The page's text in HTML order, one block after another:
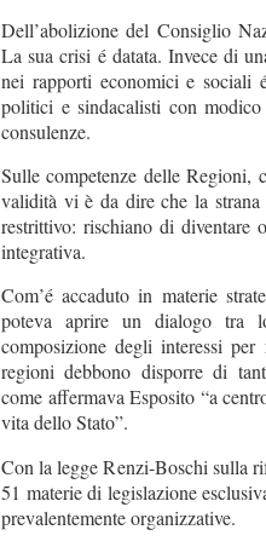
Dell’abolizione del Consiglio
La sua crisi é datata. Invece di
nei rapporti economici e sociali
politici e sindacalisti con
consulenze.
Sulle competenze delle Regioni,
validità vi è da dire che la strana
restrittivo: rischiano di diventare
integrativa.
Com’é accaduto in materie
poteva aprire un dialogo tra
composizione degli interessi
regioni debbono disporre di
come affermava Esposito “a
vita dello Stato”.
Con la legge Renzi-Boschi sulla
51 materie di legislazione
prevalentemente organizzative.